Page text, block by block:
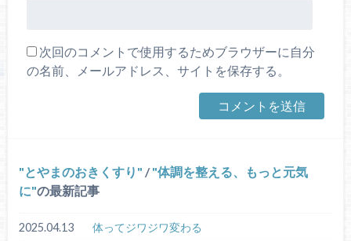
次回のコメントで使用するためブラウザーに自分
の名前、メールアドレス、サイトを保存する。
とやまのおきくすり / 体調を整える、もっと元気
に の最新記事
2025.04.13 体ってジワジワ変わる